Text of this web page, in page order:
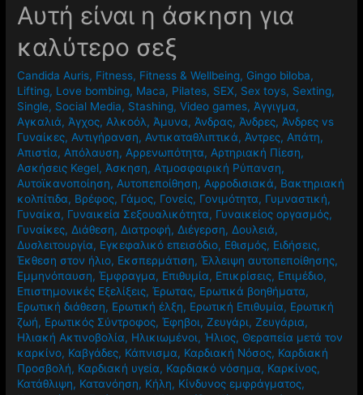
Αυτή είναι η άσκηση για
καλύτερο σεξ
Candida Auris, Fitness, Fitness & Wellbeing, Gingo biloba,
Lifting, Love bombing, Maca, Pilates, SEX, Sex toys, Sexting,
Single, Social Media, Stashing,Video games, Άγγιγμα,
Αγκαλιά, Άγχος, Αλκοόλ, Άμυνα, Άνδρας, Άνδρες, Άνδρες vs
Γυναίκες, Αντιγήρανση, Αντικαταθλιπτικά, Άντρες, Απάτη,
Απιστία, Απόλαυση, Αρρενωπότητα, Αρτηριακή Πίεση,
Ασκήσεις Kegel, Άσκηση, Ατμοσφαιρική Ρύπανση,
Αυτοϊκανοποίηση, Αυτοπεποίθηση, Αφροδισιακά, Βακτηριακή
κολπίτιδα, Βρέφος, Γάμος, Γονείς, Γονιμότητα, Γυμναστική,
Γυναίκα, Γυναικεία Σεξουαλικότητα, Γυναικείος οργασμός,
Γυναίκες, Διάθεση, Διατροφή, Διέγερση, Δουλειά,
Δυσλειτουργία, Εγκεφαλικό επεισόδιο, Εθισμός, Ειδήσεις,
Έκθεση στον ήλιο, Εκσπερμάτιση,Έλλειψη αυτοπεποίθησης,
Εμμηνόπαυση,Έμφραγμα, Επιθυμία, Επικρίσεις, Επιμέδιο,
Επιστημονικές Εξελίξεις,Έρωτας, Ερωτικά βοηθήματα,
Ερωτική διάθεση, Ερωτική έλξη, Ερωτική Επιθυμία, Ερωτική
ζωή, Ερωτικός Σύντροφος,Έφηβοι,Ζευγάρι,Ζευγάρια,
Ηλιακή Ακτινοβολία, Ηλικιωμένοι, Ήλιος, Θεραπεία μετά τον
καρκίνο, Καβγάδες, Κάπνισμα, Καρδιακή Νόσος, Καρδιακή
Προσβολή, Καρδιακή υγεία, Καρδιακό νόσημα, Καρκίνος,
Κατάθλιψη, Κατανόηση, Κήλη, Κίνδυνος εμφράγματος,